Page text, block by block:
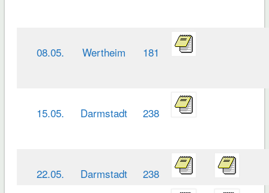
08.05. Wertheim 181
15.05. Darmstadt 238
22.05. Darmstadt 238